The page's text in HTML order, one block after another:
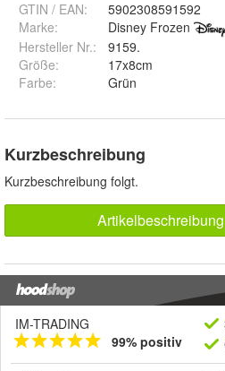
GTIN / EAN:
5902308591592
Marke:
Disney Frozen
Hersteller Nr.:
9159.
Größe:
17x8cm
Farbe: Grün
Kurzbeschreibung
Kurzbeschreibung folgt.
IM-TRADING
99% positiv